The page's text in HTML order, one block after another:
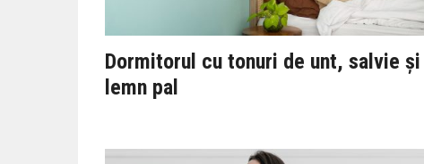
Dormitorul cu tonuri de unt, salvie și
lemn pal